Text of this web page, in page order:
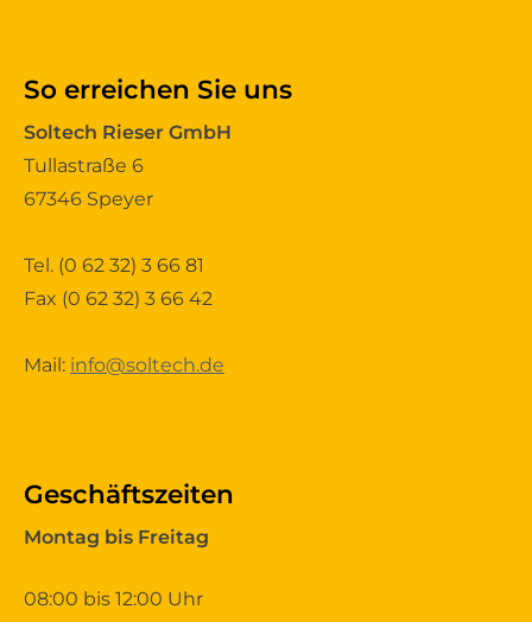
So erreichen Sie uns
Soltech Rieser GmbH
Tullastraße 6
67346 Speyer
Tel. (0 62 32) 3 66 81
Fax (0 62 32) 3 66 42
Mail: info@soltech.de
Geschäftszeiten
Montag bis Freitag
08:00 bis 12:00 Uhr